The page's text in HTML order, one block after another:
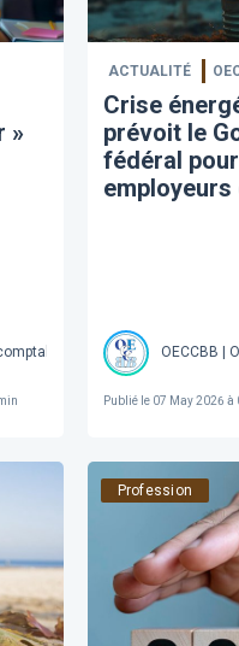
»
et Comptables brevetés
ACTUALITÉ
Crise
prévoit le
fédéral
OECCBB |
Publié le 07 May 2026 à
Profession